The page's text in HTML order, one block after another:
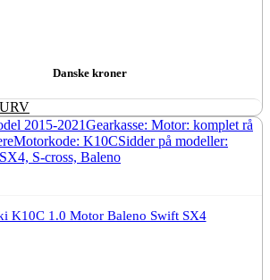
Danske kroner
K10C 1.0 Motor Baleno Swift SX4